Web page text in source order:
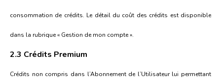
consommation de crédits. Le détail du coût des crédits est disponible
dans la rubrique « Gestion de mon compte ».
2.3 Crédits Premium
Crédits non compris dans l’Abonnement de l’Utilisateur lui permettant